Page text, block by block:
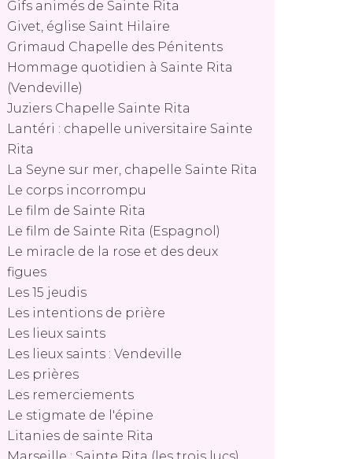
Gifs animés de Sainte Rita
Givet, église Saint Hilaire
Grimaud Chapelle des Pénitents
Hommage quotidien à Sainte Rita
(Vendeville)
Juziers Chapelle Sainte Rita
Lantéri : chapelle universitaire Sainte
Rita
La Seyne sur mer, chapelle Sainte Rita
Le corps incorrompu
Le film de Sainte Rita
Le film de Sainte Rita (Espagnol)
Le miracle de la rose et des deux
figues
Les 15 jeudis
Les intentions de prière
Les lieux saints
Les lieux saints : Vendeville
Les prières
Les remerciements
Le stigmate de l'épine
Litanies de sainte Rita